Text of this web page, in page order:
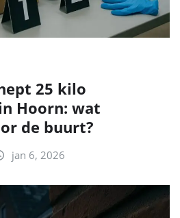
25 kilo
Hoorn: wat
de buurt?
jan 6, 2026